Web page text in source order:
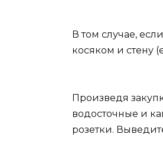
В том случае,
косяком и стену
Произведя
водосточные и
розетки.